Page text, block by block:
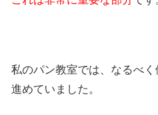
私のパン教室では、なるべ
進めていました。